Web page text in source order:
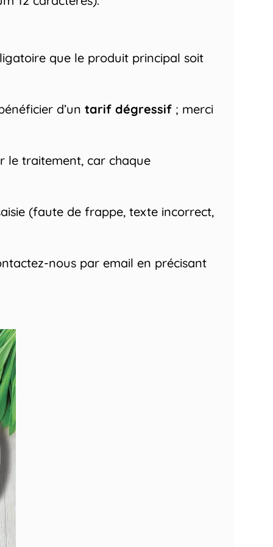
que le produit principal soit
d’un tarif dégressif ; merci
le traitement, car chaque
(faute de frappe, texte incorrect,
nous par email en précisant